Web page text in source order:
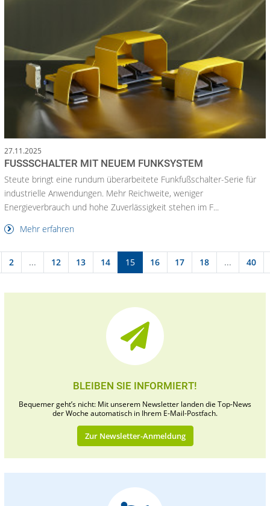
27.11.2025
FUSSSCHALTER MIT NEUEM FUNKSYSTEM
Steute bringt eine rundum überarbeitete Funkfußschalter-Serie für
industrielle Anwendungen. Mehr Reichweite, weniger
Energieverbrauch und hohe Zuverlässigkeit stehen im F...
Mehr erfahren
2 ... 12 13 14 15 16 17 18 ... 40
BLEIBEN SIE INFORMIERT!
Bequemer geht’s nicht: Mit unserem Newsletter landen die Top-News
der Woche automatisch in Ihrem E-Mail-Postfach.
Zur Newsletter-Anmeldung